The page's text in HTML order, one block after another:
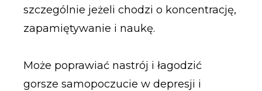
szczególnie jeżeli chodzi o koncentrację,
zapamiętywanie i naukę.
Może poprawiać nastrój i łagodzić
gorsze samopoczucie w depresji i